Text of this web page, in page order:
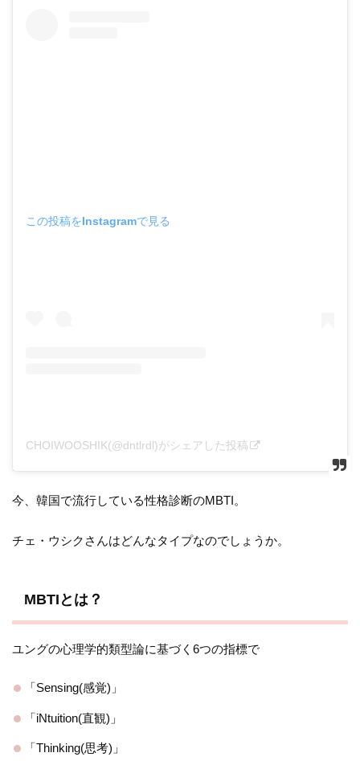
この投稿をInstagramで見る
CHOIWOOSHIK(@dntlrdl)がシェアした投稿
今、韓国で流行している性格診断のMBTI。
チェ・ウシクさんはどんなタイプなのでしょうか。
MBTIとは？
ユングの心理学的類型論に基づく6つの指標で
「Sensing(感覚)」
「iNtuition(直観)」
「Thinking(思考)」